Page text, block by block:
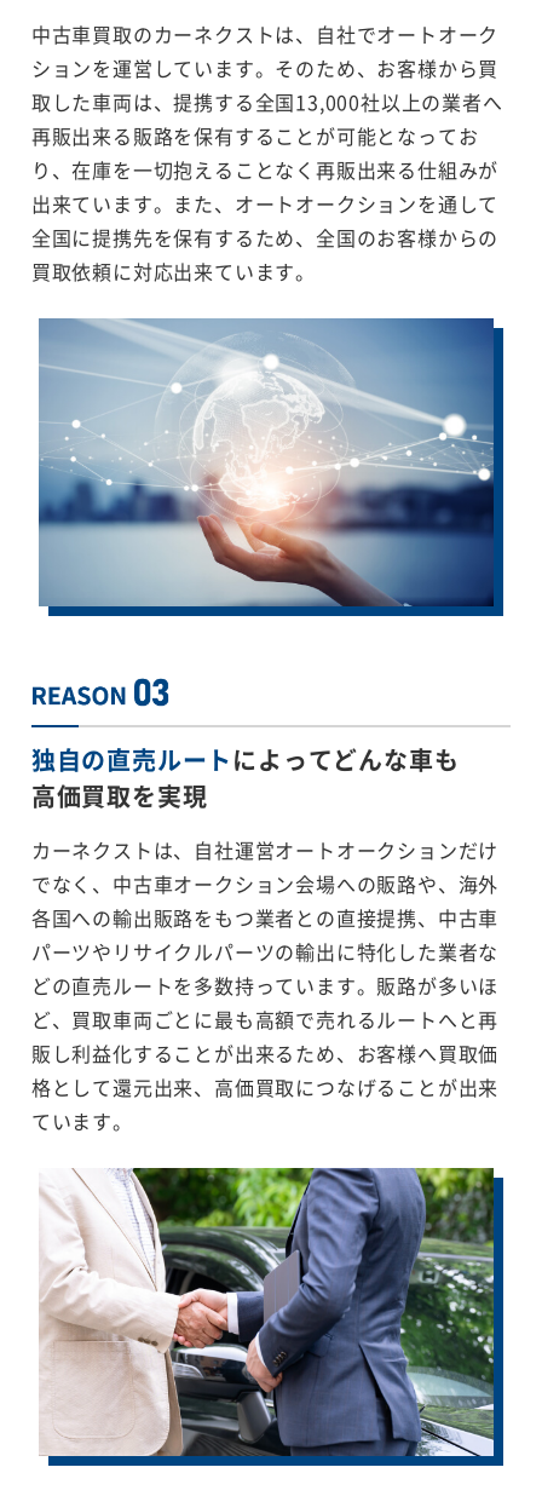
中古車買取のカーネクストは、自社でオートオーク
ションを運営しています。そのため、お客様から買
取した車両は、提携する全国13,000社以上の業者へ
再販出来る販路を保有することが可能となってお
り、在庫を一切抱えることなく再販出来る仕組みが
出来ています。また、オートオークションを通して
全国に提携先を保有するため、全国のお客様からの
買取依頼に対応出来ています。
独自の直売ルートによってどんな車も
高価買取を実現
カーネクストは、自社運営オートオークションだけ
でなく、中古車オークション会場への販路や、海外
各国への輸出販路をもつ業者との直接提携、中古車
パーツやリサイクルパーツの輸出に特化した業者な
どの直売ルートを多数持っています。販路が多いほ
ど、買取車両ごとに最も高額で売れるルートへと再
販し利益化することが出来るため、お客様へ買取価
格として還元出来、高価買取につなげることが出来
ています。